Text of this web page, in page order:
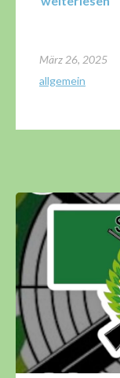
März 26, 2025
allgemein